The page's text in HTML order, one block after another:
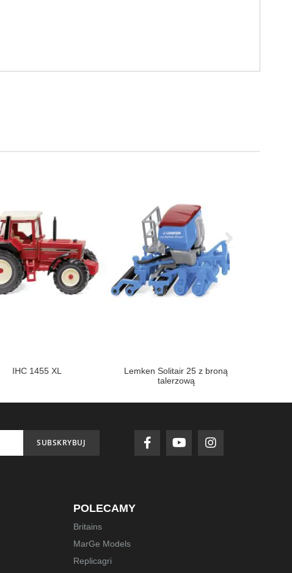
IHC 1455 XL
Lemken Solitair 25 z broną
talerzową
SUBSKRYBUJ
POLECAMY
Britains
MarGe Models
Replicagri